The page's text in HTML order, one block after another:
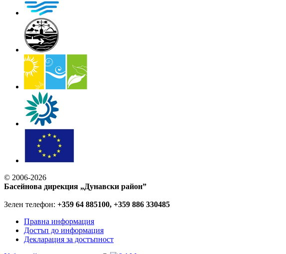
© 2006-2026
Басейнова дирекция „Дунавски район”
Зелен телефон: +359 64 885100, +359 886 330485
Правна информация
Достъп до информация
Декларация за достъпност